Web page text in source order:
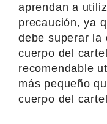
aprendan a
precaución, ya
debe superar la
cuerpo del
recomendable
más pequeño
cuerpo del